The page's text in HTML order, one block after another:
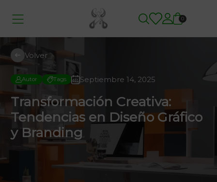
0
Volver
Autor Tags Septiembre 14, 2025
Transformación Creativa:
Tendencias en Diseño Gráfico
y Branding